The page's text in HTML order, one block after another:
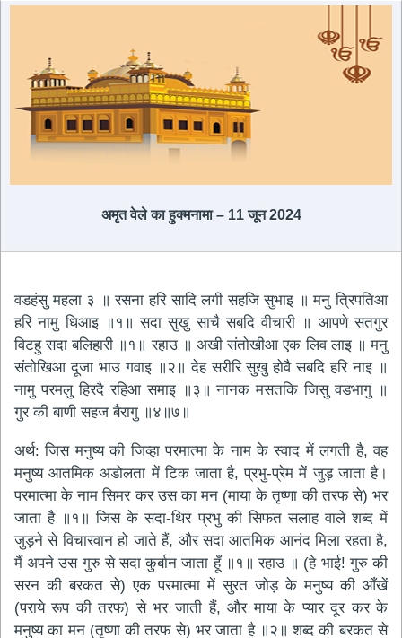
अमृत ​​वेले का हुक्मनामा – 11 जून 2024
वडहंसु महला ३ ॥ रसना हरि सादि लगी सहजि सुभाइ ॥ मनु त्रिपतिआ
हरि नामु धिआइ ॥१॥ सदा सुखु साचै सबदि वीचारी ॥ आपणे सतगुर
विटहु सदा बलिहारी ॥१॥ रहाउ ॥ अखी संतोखीआ एक लिव लाइ ॥ मनु
संतोखिआ दूजा भाउ गवाइ ॥२॥ देह सरीरि सुखु होवै सबदि हरि नाइ ॥
नामु परमलु हिरदै रहिआ समाइ ॥३॥ नानक मसतकि जिसु वडभागु ॥
गुर की बाणी सहज बैरागु ॥४॥७॥
अर्थ: जिस मनुष्य की जिव्हा परमात्मा के नाम के स्वाद में लगती है, वह
मनुष्य आतमिक अडोलता में टिक जाता है, प्रभु-प्रेम में जुड़ जाता है।
परमात्मा के नाम सिमर कर उस का मन (माया के तृष्णा की तरफ से) भर
जाता है ॥१॥ जिस के सदा-थिर प्रभु की सिफत सलाह वाले शब्द में
जुड़ने से विचारवान हो जाते हैं, और सदा आतमिक आनंद मिला रहता है,
मैं अपने उस गुरु से सदा कुर्बान जाता हूँ ॥१॥ रहाउ ॥ (हे भाई! गुरु की
सरन की बरकत से) एक परमात्मा में सुरत जोड़ के मनुष्य की आँखें
(पराये रूप की तरफ) से भर जाती हैं, और माया के प्यार दूर कर के
मनुष्य का मन (तृष्णा की तरफ से) भर जाता है ॥२॥ शब्द की बरकत से